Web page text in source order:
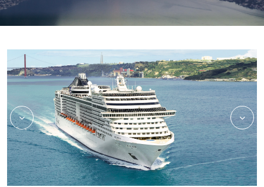
casino